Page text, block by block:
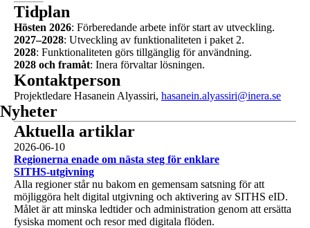
Tidplan
Hösten 2026: Förberedande arbete inför start av utveckling.
2027–2028: Utveckling av funktionaliteten i paket 2.
2028: Funktionaliteten görs tillgänglig för användning.
2028 och framåt: Inera förvaltar lösningen.
Kontaktperson
Projektledare Hasanein Alyassiri, hasanein.alyassiri@inera.se
Nyheter
Aktuella artiklar
1 av 1
2026-06-10
Regionerna enade om nästa steg för enklare
SITHS‑utgivning
Alla regioner står nu bakom en gemensam satsning för att
möjliggöra helt digital utgivning och aktivering av SITHS eID.
Målet är att minska ledtider och administration genom att ersätta
fysiska moment och resor med digitala flöden.